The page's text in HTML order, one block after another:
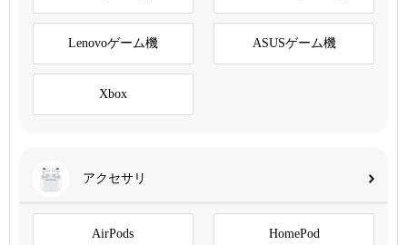
Lenovoゲーム機 ASUSゲーム機
Xbox
アクセサリ
AirPods HomePod